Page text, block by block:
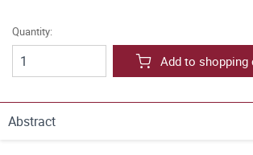
Quantity:
Add to shopping
Abstract